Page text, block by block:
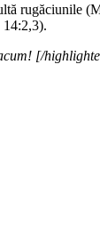
rugăciunile
14:2,3).
[/